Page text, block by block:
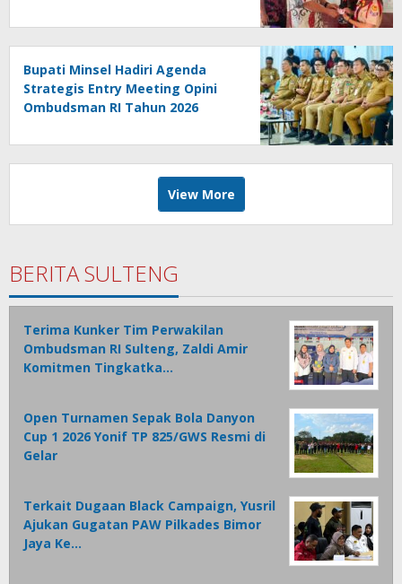
Bupati Minsel Hadiri Agenda
Strategis Entry Meeting Opini
Ombudsman RI Tahun 2026
View More
BERITA SULTENG
Terima Kunker Tim Perwakilan
Ombudsman RI Sulteng, Zaldi Amir
Komitmen Tingkatka…
Open Turnamen Sepak Bola Danyon
Cup 1 2026 Yonif TP 825/GWS Resmi di
Gelar
Terkait Dugaan Black Campaign, Yusril
Ajukan Gugatan PAW Pilkades Bimor
Jaya Ke…